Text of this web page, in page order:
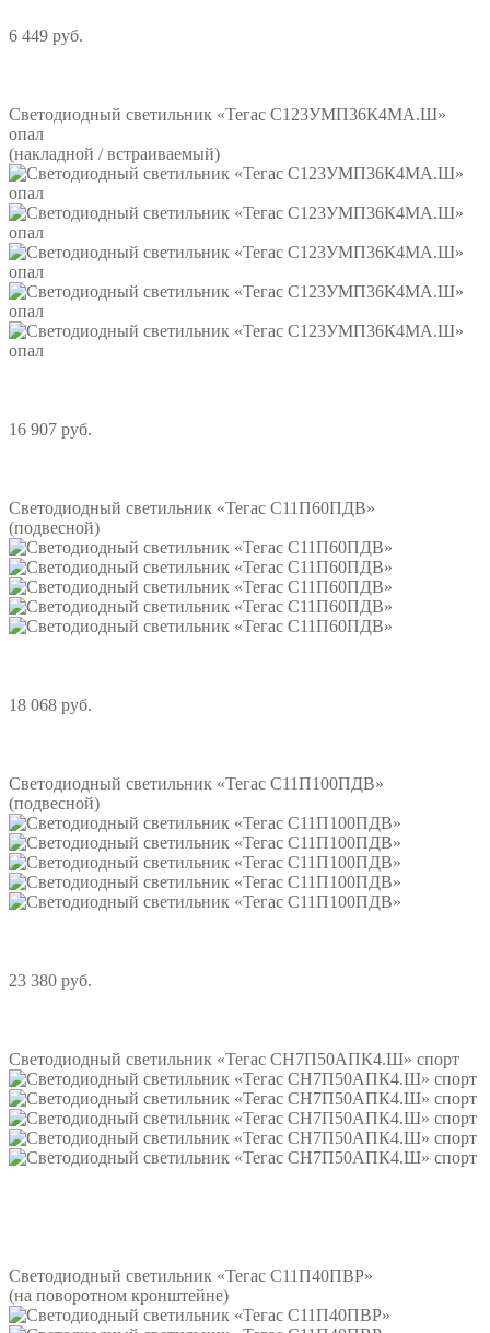
6 449 руб.
Светодиодный светильник «Тегас С123УМП36К4МА.Ш»
опал
(накладной / встраиваемый)
16 907 руб.
Светодиодный светильник «Тегас С11П60ПДВ»
(подвесной)
18 068 руб.
Светодиодный светильник «Тегас С11П100ПДВ»
(подвесной)
23 380 руб.
Светодиодный светильник «Тегас СН7П50АПК4.Ш» спорт
Светодиодный светильник «Тегас С11П40ПВР»
(на поворотном кронштейне)